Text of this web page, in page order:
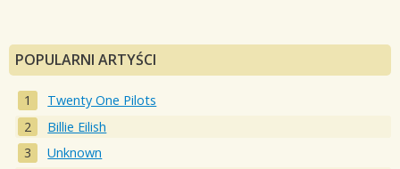
POPULARNI ARTYŚCI
Twenty One Pilots
Billie Eilish
Unknown